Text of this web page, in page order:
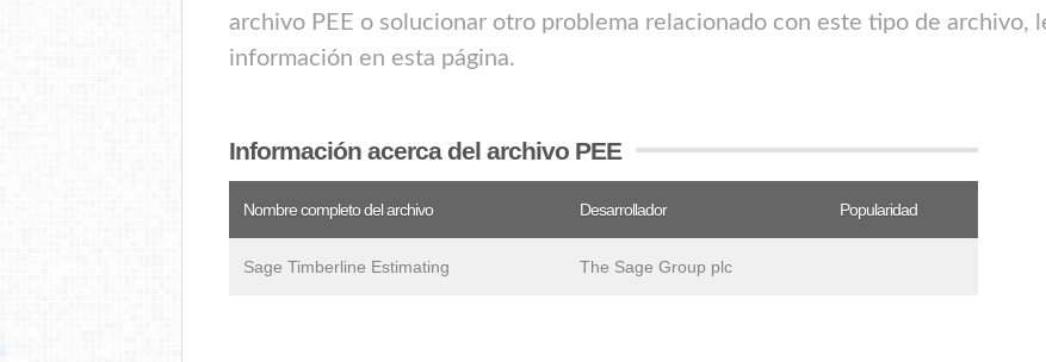
archivo PEE o solucionar otro problema relacionado con este tipo de archivo,
información en esta página.
Información acerca del archivo PEE
Nombre completo del archivo Desarrollador Popularidad
Sage Timberline Estimating The Sage Group plc